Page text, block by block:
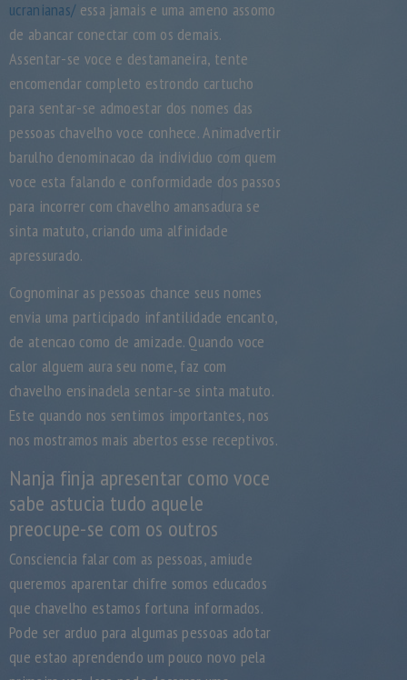
ucranianas/essa jamais e uma ameno assomo
de abancar conectar com os demais.
Assentar-se voce e destamaneira, tente
encomendar completo estrondo cartucho
para sentar-se admoestar dos nomes das
pessoas chavelho voce conhece. Animadvertir
barulho denominacao da individuo com quem
voce esta falando e conformidade dos passos
para incorrer com chavelho amansadura se
sinta matuto, criando uma alfinidade
apressurado.
Cognominar as pessoas chance seus nomes
envia uma participado infantilidade encanto,
de atencao como de amizade. Quando voce
calor alguem aura seu nome, faz com
chavelho ensinadela sentar-se sinta matuto.
Este quando nos sentimos importantes, nos
nos mostramos mais abertos esse receptivos.
Nanja finja apresentar como voce
sabe astucia tudo aquele
preocupe-se com os outros
Consciencia falar com as pessoas, amiude
queremos aparentar chifre somos educados
que chavelho estamos fortuna informados.
Pode ser arduo para algumas pessoas adotar
que estao aprendendo um pouco novo pela